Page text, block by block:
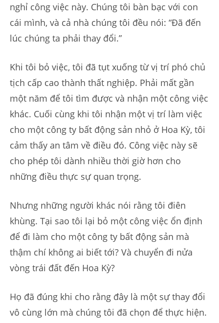
nghỉ công việc này. Chúng tôi bàn bạc với con
cái mình, và cả nhà chúng tôi đều nói: “Đã đến
lúc chúng ta phải thay đổi.”
Khi tôi bỏ việc, tôi đã tụt xuống từ vị trí phó chủ
tịch cấp cao thành thất nghiệp. Phải mất gần
một năm để tôi tìm được và nhận một công việc
khác. Cuối cùng khi tôi nhận một vị trí làm việc
cho một công ty bất động sản nhỏ ở Hoa Kỳ, tôi
cảm thấy an tâm về điều đó. Công việc này sẽ
cho phép tôi dành nhiều thời giờ hơn cho
những điều thực sự quan trọng.
Nhưng những người khác nói rằng tôi điên
khùng. Tại sao tôi lại bỏ một công việc ổn định
để đi làm cho một công ty bất động sản mà
thậm chí không ai biết tới? Và chuyển đi nửa
vòng trái đất đến Hoa Kỳ?
Họ đã đúng khi cho rằng đây là một sự thay đổi
vô cùng lớn mà chúng tôi đã chọn để thực hiện.